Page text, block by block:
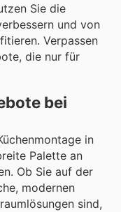
Sie die
und von
Verpassen
die nur für
bei
in
Palette an
Ob Sie auf der
modernen
sind,